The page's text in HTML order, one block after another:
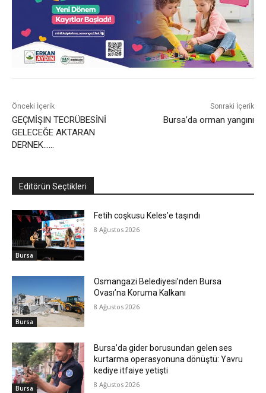
Önceki İçerik
GEÇMİŞIN TECRÜBESİNİ
GELECEĞE AKTARAN
DERNEK……
Sonraki İçerik
Bursa’da orman yangını
Editörün Seçtikleri
Bursa
Fetih coşkusu Keles’e taşındı
8 Ağustos 2026
Bursa
Osmangazi Belediyesi’nden Bursa
Ovası’na Koruma Kalkanı
8 Ağustos 2026
Bursa
Bursa’da gider borusundan gelen ses
kurtarma operasyonuna dönüştü: Yavru
kediye itfaiye yetişti
8 Ağustos 2026